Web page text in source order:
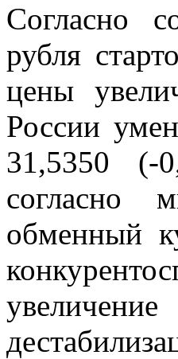
Согласно
рубля
цены
России
31,5350 (-
согласно
обменный